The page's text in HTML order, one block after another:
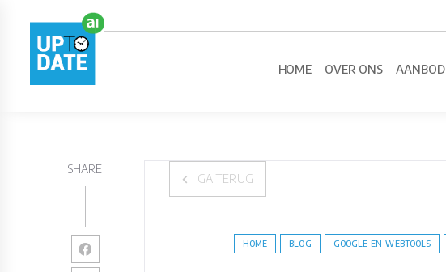
HOME OVER ONS AANBOD
SHARE
GA TERUG
HOME BLOG GOOGLE-EN-WEBTOOLS